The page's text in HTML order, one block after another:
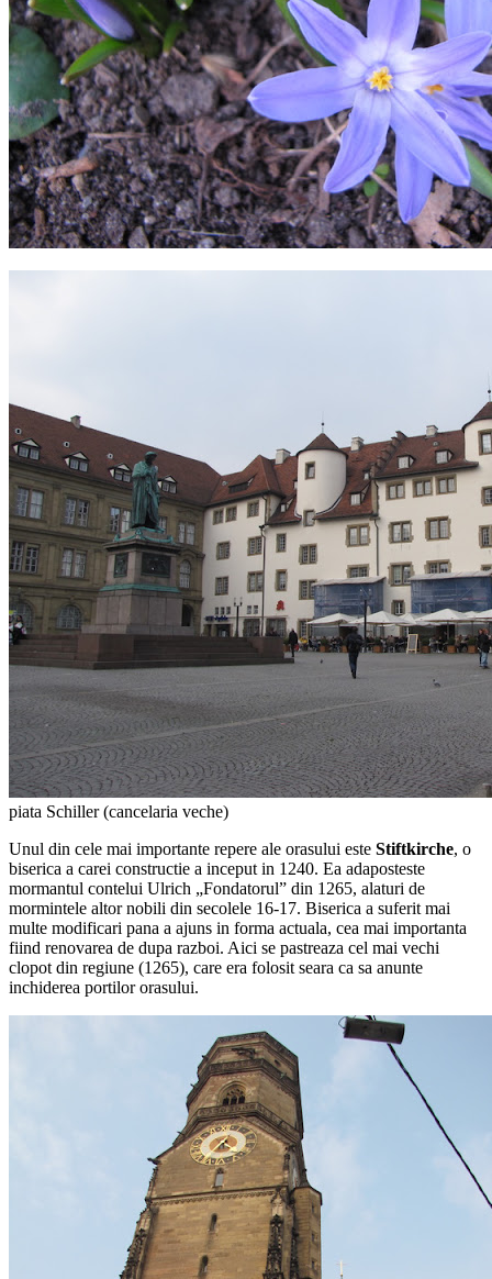
piata Schiller (cancelaria veche)
Unul din cele mai importante repere ale orasului este Stiftkirche, o
biserica a carei constructie a inceput in 1240. Ea adaposteste
mormantul contelui Ulrich „Fondatorul” din 1265, alaturi de
mormintele altor nobili din secolele 16-17. Biserica a suferit mai
multe modificari pana a ajuns in forma actuala, cea mai importanta
fiind renovarea de dupa razboi. Aici se pastreaza cel mai vechi
clopot din regiune (1265), care era folosit seara ca sa anunte
inchiderea portilor orasului.